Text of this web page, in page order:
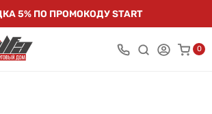
5% ПО ПРОМОКОДУ START
0